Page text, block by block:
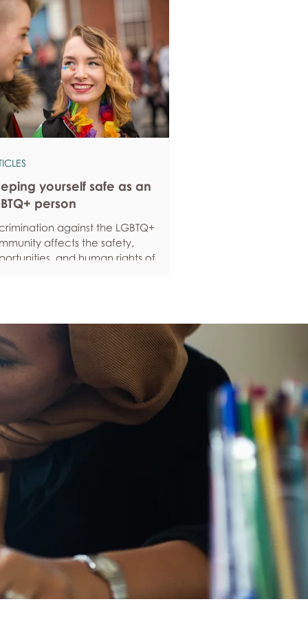
yourself safe as an
person
against the LGBTQ+
affects the safety,
and human rights of
your rights isn’t just about
safe - it’s also about feeling like
matter, and having control over
own life. Make sure you know your
rights in all sorts of situations – from
housin